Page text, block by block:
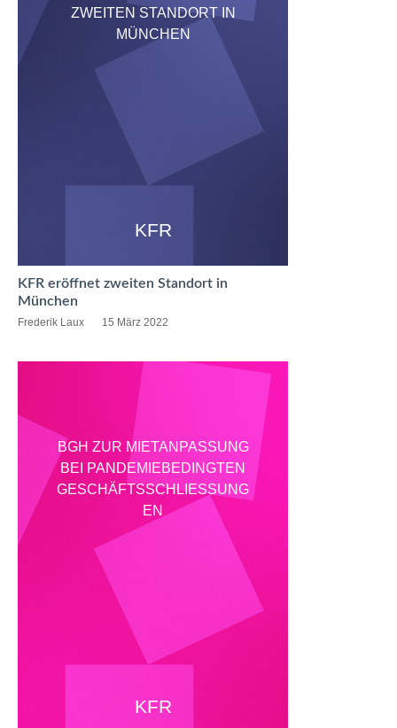
ZWEITEN STANDORT IN
MÜNCHEN
KFR
KFR eröffnet zweiten Standort in
München
Frederik Laux 15 März 2022
BGH ZUR MIETANPASSUNG
BEI PANDEMIEBEDINGTEN
GESCHÄFTSSCHLIESSUNGE
N
KFR